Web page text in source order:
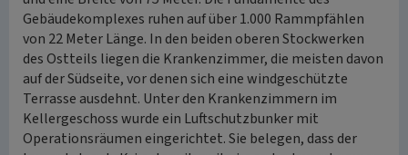
Gebäudekomplexes ruhen auf über 1.000 Rammpfählen
von 22 Meter Länge. In den beiden oberen Stockwerken
des Ostteils liegen die Krankenzimmer, die meisten davon
auf der Südseite, vor denen sich eine windgeschützte
Terrasse ausdehnt. Unter den Krankenzimmern im
Kellergeschoss wurde ein Luftschutzbunker mit
Operationsräumen eingerichtet. Sie belegen, dass der